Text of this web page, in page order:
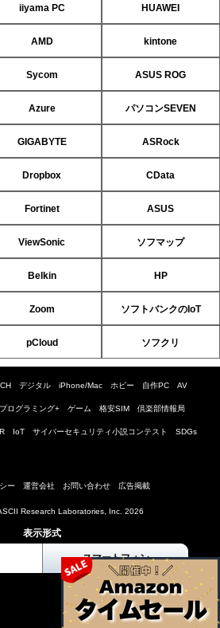
iiyama PC HUAWEI
AMD kintone
Sycom ASUS ROG
Azure パソコンSEVEN
GIGABYTE ASRock
Dropbox CData
Fortinet ASUS
ViewSonic ソフマップ
Belkin HP
Zoom ソフトバンクのIoT
pCloud ソフクリ
デジタル iPhone/Mac ホビー 自作PC AV
プログラミング+ ゲーム 格安SIM 倶楽部情報局
IoT サイバーセキュリティ小説コンテスト SDGs
ー 運営会社 お問い合わせ 広告掲載
Research Laboratories, Inc. 2026
表示形式
スマートフォン